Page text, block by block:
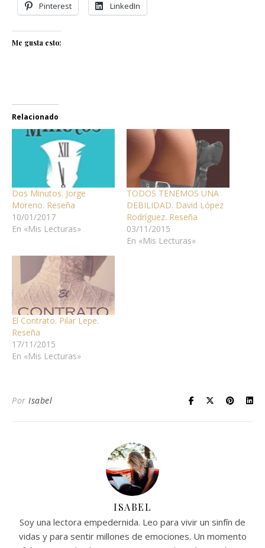
Pinterest LinkedIn
Me gusta esto:
Relacionado
Dos Minutos. Jorge
Moreno. Reseña
10/01/2017
En «Mis Lecturas»
TODOS TENEMOS UNA
DEBILIDAD. David López
Rodríguez. Reseña
03/11/2015
En «Mis Lecturas»
El Contrato. Pilar Lepe.
Reseña
17/11/2015
En «Mis Lecturas»
Por Isabel
ISABEL
Soy una lectora empedernida. Leo para vivir un sinfín de
vidas y para sentir millones de emociones. Un momento